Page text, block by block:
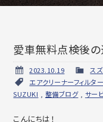
愛車無料点検後の
2023.10.19
ス
エアクリーナーフィルター
SUZUKI
整備ブログ, サー
こんにちは！